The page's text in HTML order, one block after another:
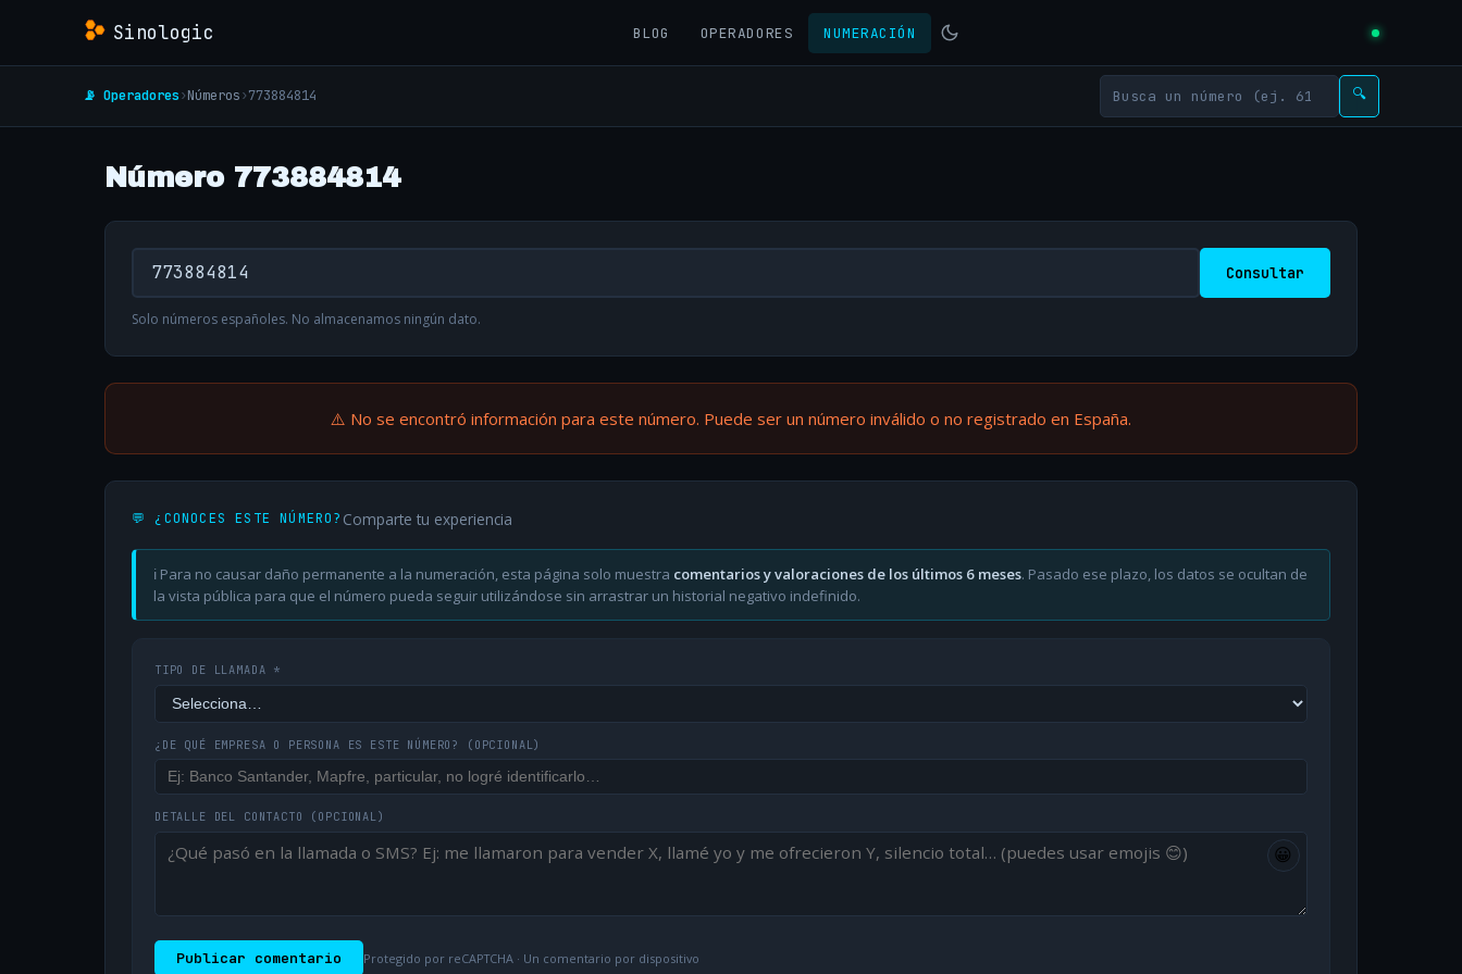
Sinologic BLOG OPERADORES NUMERACIÓN
📡 Operadores›Números›773884814 🔍
Número 773884814
Consultar
Solo números españoles. No almacenamos ningún dato.
⚠️ No se encontró información para este número. Puede ser un número inválido o no registrado en España.
💬 ¿CONOCES ESTE NÚMERO? Comparte tu experiencia
ℹ️ Para no causar daño permanente a la numeración, esta página solo muestra comentarios y valoraciones de los últimos 6 meses. Pasado ese plazo, los datos se ocultan de
la vista pública para que el número pueda seguir utilizándose sin arrastrar un historial negativo indefinido.
TIPO DE LLAMADA *
¿DE QUÉ EMPRESA O PERSONA ES ESTE NÚMERO? (OPCIONAL)
DETALLE DEL CONTACTO (OPCIONAL)
😀
Publicar comentario Protegido por reCAPTCHA · Un comentario por dispositivo